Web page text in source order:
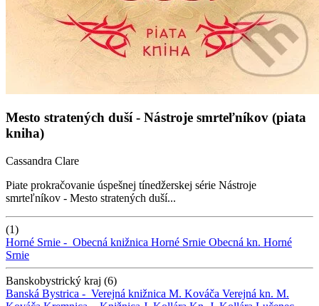
Mesto stratených duší - Nástroje smrteľníkov (piata
kniha)
Cassandra Clare
Piate prokračovanie úspešnej tínedžerskej série Nástroje
smrteľníkov - Mesto stratených duší...
(1)
Horné Srnie - Obecná knižnica Horné Srnie Obecná kn. Horné
Srnie
Banskobystrický kraj (6)
Banská Bystrica - Verejná knižnica M. Kováča Verejná kn. M.